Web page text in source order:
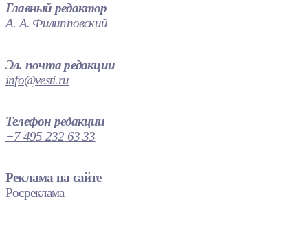
Главный редактор
А. А. Филипповский
Эл. почта редакции
info@vesti.ru
Телефон редакции
+7 495 232 63 33
Реклама на сайте
Росреклама